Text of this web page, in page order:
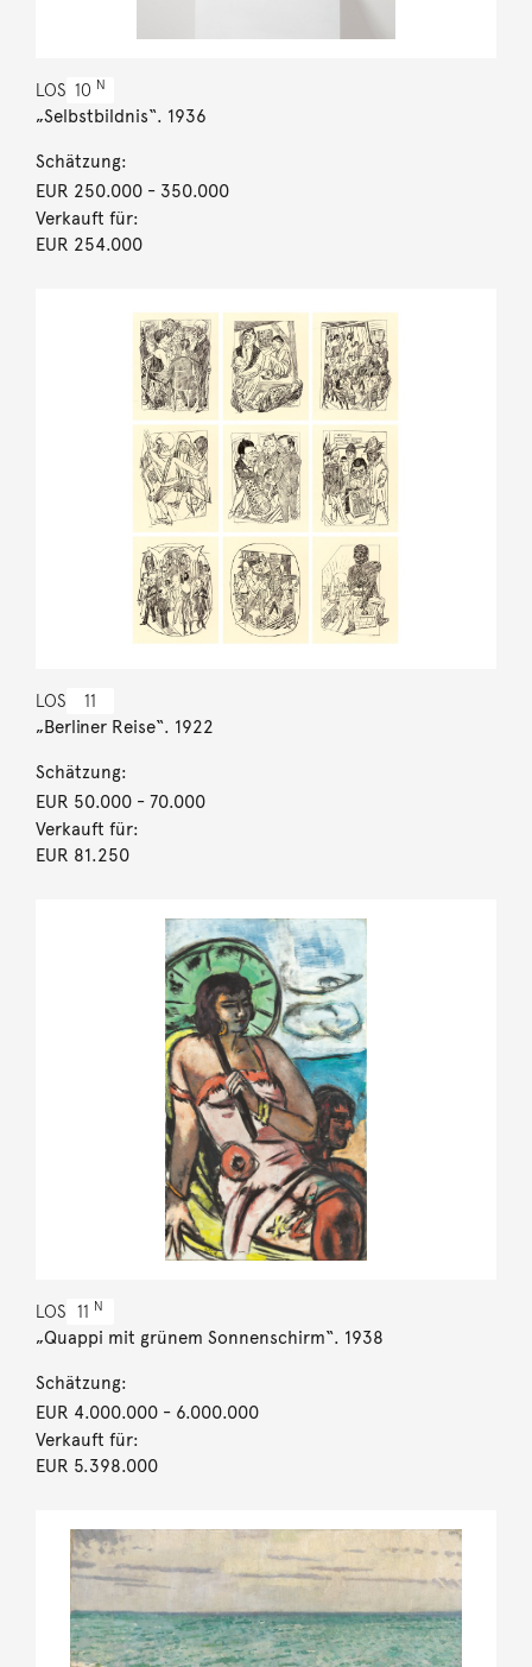
LOS 10 N
„Selbstbildnis“. 1936
Schätzung:
EUR 250.000- 350.000
Verkauft für:
EUR 254.000
LOS 11
„Berliner Reise“. 1922
Schätzung:
EUR 50.000- 70.000
Verkauft für:
EUR 81.250
LOS 11 N
„Quappi mit grünem Sonnenschirm“. 1938
Schätzung:
EUR 4.000.000- 6.000.000
Verkauft für:
EUR 5.398.000